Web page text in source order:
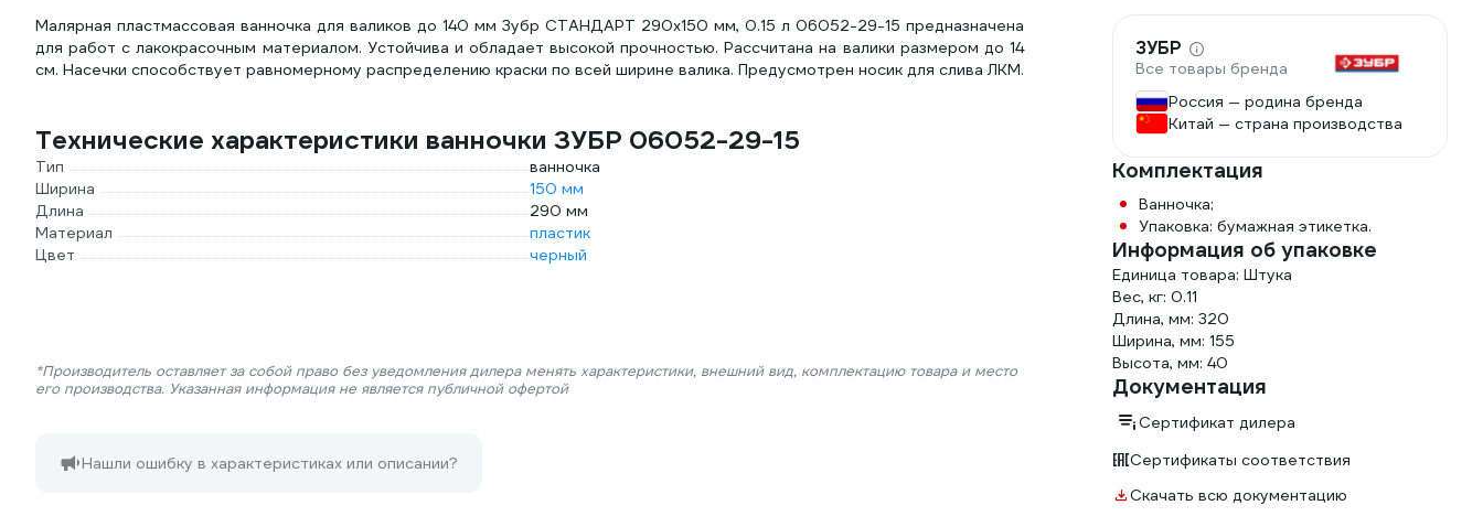
Малярная пластмассовая ванночка для валиков до 140 мм Зубр СТАНДАРТ 290х150 мм, 0.15 л 06052-29-15 предназначена
для работ с лакокрасочным материалом. Устойчива и обладает высокой прочностью. Рассчитана на валики размером до 14
см. Насечки способствует равномерному распределению краски по всей ширине валика. Предусмотрен носик для слива ЛКМ.
Технические характеристики ванночки ЗУБР 06052-29-15
Тип
ванночка
Ширина
150 мм
Длина
290 мм
Материал
пластик
Цвет
черный
*Производитель оставляет за собой право без уведомления дилера менять характеристики, внешний вид, комплектацию товара и место
его производства. Указанная информация не является публичной офертой
Нашли ошибку в характеристиках или описании?
ЗУБР
Все товары бренда
Россия — родина бренда
Китай — страна производства
Комплектация
Ванночка;
Упаковка: бумажная этикетка.
Информация об упаковке
Единица товара: Штука
Вес, кг: 0.11
Длина, мм: 320
Ширина, мм: 155
Высота, мм: 40
Документация
Сертификат дилера
Сертификаты соответствия
Скачать всю документацию